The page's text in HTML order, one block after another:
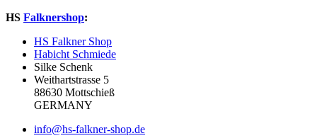
HS Falknershop:
HS Falkner Shop
Habicht Schmiede
Silke Schenk
Weithartstrasse 5
88630 Mottschieß
GERMANY
info@hs-falkner-shop.de